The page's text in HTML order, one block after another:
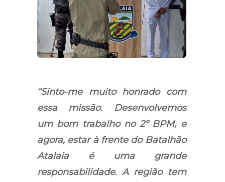
“Sinto-me muito honrado com
essa missão. Desenvolvemos
um bom trabalho no 2º BPM, e
agora, estar à frente do Batalhão
Atalaia é uma grande
responsabilidade. A região tem